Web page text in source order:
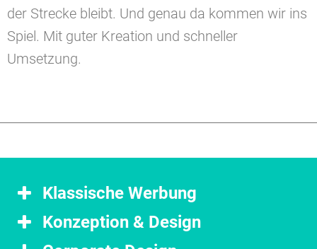
der Strecke bleibt. Und genau da kommen wir ins
Spiel. Mit guter Kreation und schneller
Umsetzung.
Klassische Werbung
Konzeption & Design